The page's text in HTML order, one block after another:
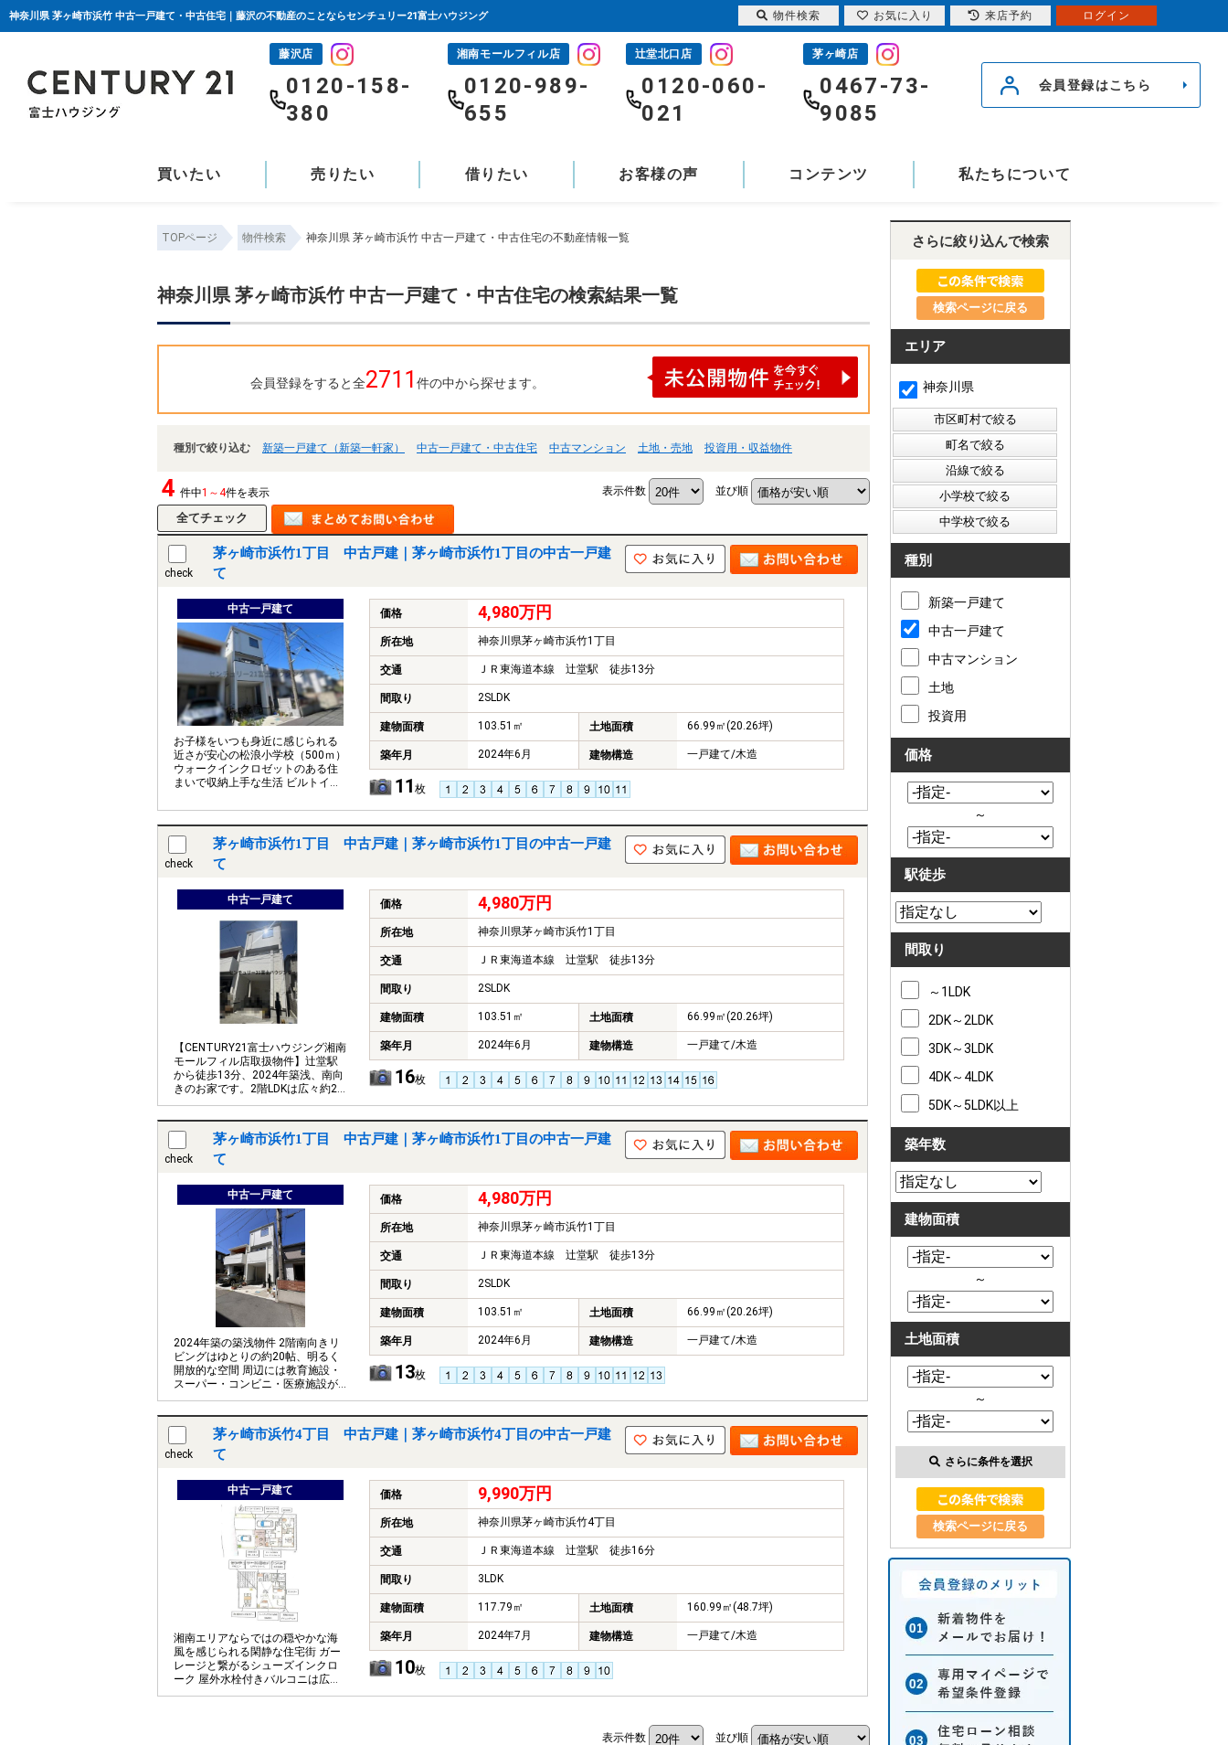
神奈川県 茅ヶ崎市浜竹 中古一戸建て・中古住宅｜藤沢の不動産のことならセンチュリー21富士ハウジング
藤沢店
0120-158-
380
湘南モールフィル店
0120-989-
655
辻堂北口店
0120-060-
021
茅ヶ崎店
0467-73-
9085
会員登録はこちら
買いたい 売りたい 借りたい お客様の声 コンテンツ 私たちについて
TOPページ 物件検索 神奈川県 茅ヶ崎市浜竹 中古一戸建て・中古住宅の不動産情報一覧
神奈川県 茅ヶ崎市浜竹 中古一戸建て・中古住宅の検索結果一覧
会員登録をすると全2711 件の中から探せます。
種別で絞り込む 新築一戸建て（新築一軒家） 中古一戸建て・中古住宅 中古マンション 土地・売地 投資用・収益物件
4 件中1～4件を表示 表示件数 並び順
check
茅ヶ崎市浜竹1丁目 中古戸建｜茅ヶ崎市浜竹1丁目の中古一戸建
て
中古一戸建て
お子様をいつも身近に感じられる
近さが安心の松浪小学校（500ｍ）
ウォークインクロゼットのある住
まいで収納上手な生活 ビルトイン
価格 4,980万円
所在地 神奈川県茅ヶ崎市浜竹1丁目
交通 ＪＲ東海道本線 辻堂駅 徒歩13分
間取り 2SLDK
建物面積 103.51㎡ 土地面積 66.99㎡(20.26坪)
築年月 2024年6月 建物構造 一戸建て/木造
11 枚
check
茅ヶ崎市浜竹1丁目 中古戸建｜茅ヶ崎市浜竹1丁目の中古一戸建
て
中古一戸建て
【CENTURY21富士ハウジング湘南
モールフィル店取扱物件】辻堂駅
から徒歩13分、2024年築浅、南向
きのお家です。2階LDKは広々約20
帖ございます。
価格 4,980万円
所在地 神奈川県茅ヶ崎市浜竹1丁目
交通 ＪＲ東海道本線 辻堂駅 徒歩13分
間取り 2SLDK
建物面積 103.51㎡ 土地面積 66.99㎡(20.26坪)
築年月 2024年6月 建物構造 一戸建て/木造
16枚
check
茅ヶ崎市浜竹1丁目 中古戸建｜茅ヶ崎市浜竹1丁目の中古一戸建
て
中古一戸建て
2024年築の築浅物件 2階南向きリ
ビングはゆとりの約20帖、明るく
開放的な空間 周辺には教育施設・
スーパー・コンビニ・医療施設が
揃い、生活環境良好
価格 4,980万円
所在地 神奈川県茅ヶ崎市浜竹1丁目
交通 ＪＲ東海道本線 辻堂駅 徒歩13分
間取り 2SLDK
建物面積 103.51㎡ 土地面積 66.99㎡(20.26坪)
築年月 2024年6月 建物構造 一戸建て/木造
13枚
check
茅ヶ崎市浜竹4丁目 中古戸建｜茅ヶ崎市浜竹4丁目の中古一戸建
て
中古一戸建て
湘南エリアならではの穏やかな海
風を感じられる閑静な住宅街 ガー
レージと繋がるシューズインクロ
ーク 屋外水栓付きバルコニは広々
11帖 シーリングファン付きの勾配
価格 9,990万円
所在地 神奈川県茅ヶ崎市浜竹4丁目
交通 ＪＲ東海道本線 辻堂駅 徒歩16分
間取り 3LDK
建物面積 117.79㎡ 土地面積 160.99㎡(48.7坪)
築年月 2024年7月 建物構造 一戸建て/木造
10枚
表示件数 並び順
さらに絞り込んで検索
検索ページに戻る
エリア
神奈川県
種別
新築一戸建て
中古一戸建て
中古マンション
土地
投資用
価格
～
駅徒歩
間取り
～1LDK
2DK～2LDK
3DK～3LDK
4DK～4LDK
5DK～5LDK以上
築年数
建物面積
～
土地面積
～
さらに条件を選択
検索ページに戻る
物件検索 お気に入り 来店予約 ログイン